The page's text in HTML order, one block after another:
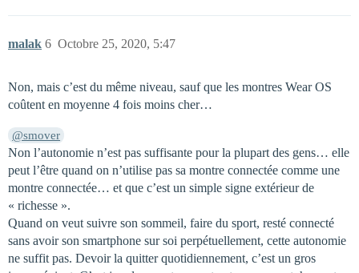
malak Octobre 25, 2020, 5:47
6
Non, mais c’est du même niveau, sauf que les montres Wear OS
coûtent en moyenne 4 fois moins cher…
@smover
Non l’autonomie n’est pas suffisante pour la plupart des gens… elle
peut l’être quand on n’utilise pas sa montre connectée comme une
montre connectée… et que c’est un simple signe extérieur de
« richesse ».
Quand on veut suivre son sommeil, faire du sport, resté connecté
sans avoir son smartphone sur soi perpétuellement, cette autonomie
ne suffit pas. Devoir la quitter quotidiennement, c’est un gros